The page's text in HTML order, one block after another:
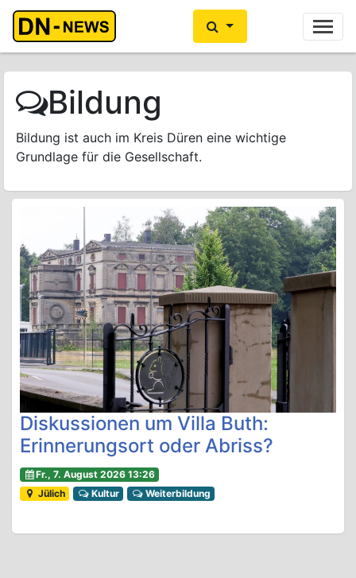
Ihre Anzeige hier? Jetzt informieren
Bildung
Bildung ist auch im Kreis Düren eine wichtige
Grundlage für die Gesellschaft.
Diskussionen um Villa Buth:
Erinnerungsort oder Abriss?
Fr., 7. August 2026 13:26
Jülich
Kultur Weiterbildung